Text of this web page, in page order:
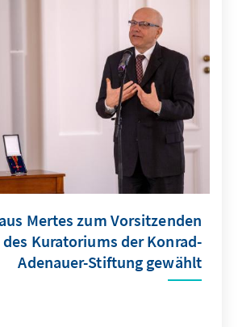
Mertes zum Vorsitzenden
des Kuratoriums der Konrad-
Adenauer-Stiftung gewählt